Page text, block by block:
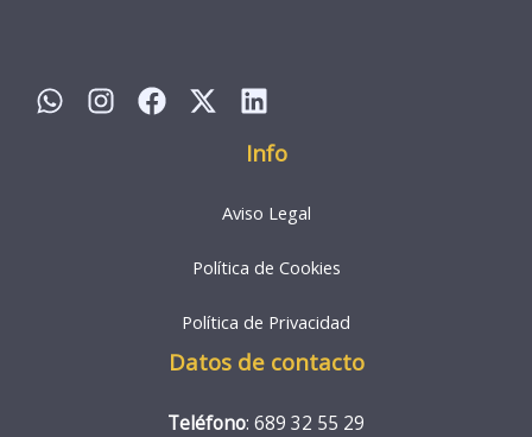
Info
Aviso Legal
Política de Cookies
Política de Privacidad
Datos de contacto
Teléfono: 689 32 55 29